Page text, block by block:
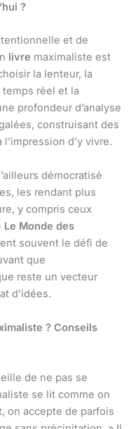
?
et de
livre maximaliste est
la lenteur, la
réel et la
profondeur d’analyse
construisant des
d’y vivre.
démocratisé
les rendant plus
y compris ceux
Le Monde des
souvent le défi de
que
reste un vecteur
d’idées.
? Conseils
de ne pas se
se lit comme on
on accepte de parfois